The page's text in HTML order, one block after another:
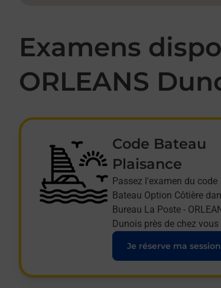
Examens
ORLEANS
Code Bateau
Plaisance
Passez l'examen du code
Bateau Option Côtière
Bureau La Poste -
Dunois près de chez vous
Je réserve ma session